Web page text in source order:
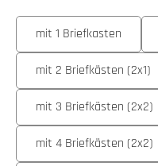
Ausführung
mit 1 Briefkasten
mit 2 Briefkästen (2x1)
mit 3 Briefkästen (2x2)
mit 4 Briefkästen (2x2)